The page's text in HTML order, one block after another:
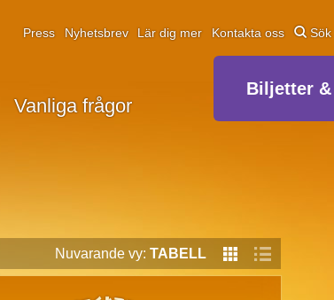
Vanliga frågor
Press Nyhetsbrev Lär dig mer Kontakta oss Sök
Biljetter
Nuvarande vy: TABELL